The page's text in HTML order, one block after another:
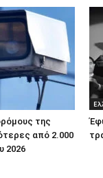
της
από 2.000
2026